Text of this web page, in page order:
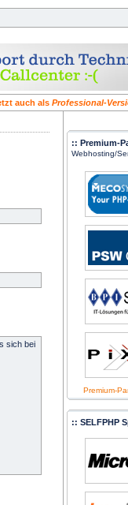
auch als Professional-
sich bei
:: Premium-
Webhosting/
Premium-
:: SELFPHP